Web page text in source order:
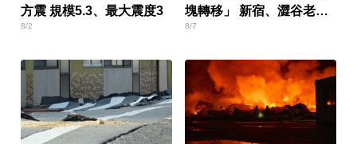
方震 規模5.3、最大震度3
8/2
塊轉移」 新宿、澀谷老
化？
8/7